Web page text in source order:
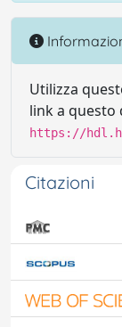
Utilizza
link a questo
https://
Citazioni